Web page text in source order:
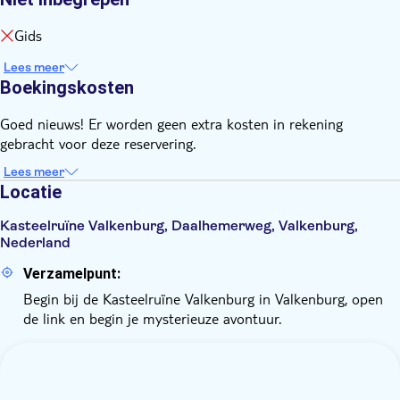
Gids
Lees meer
Boekingskosten
Goed nieuws! Er worden geen extra kosten in rekening
gebracht voor deze reservering.
Lees meer
Locatie
Kasteelruïne Valkenburg, Daalhemerweg, Valkenburg,
Nederland
Verzamelpunt:
Begin bij de Kasteelruïne Valkenburg in Valkenburg, open
de link en begin je mysterieuze avontuur.